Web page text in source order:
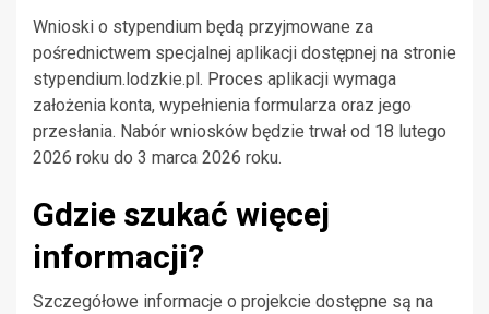
Wnioski o stypendium będą przyjmowane za
pośrednictwem specjalnej aplikacji dostępnej na stronie
stypendium.lodzkie.pl. Proces aplikacji wymaga
założenia konta, wypełnienia formularza oraz jego
przesłania. Nabór wniosków będzie trwał od 18 lutego
2026 roku do 3 marca 2026 roku.
Gdzie szukać więcej
informacji?
Szczegółowe informacje o projekcie dostępne są na